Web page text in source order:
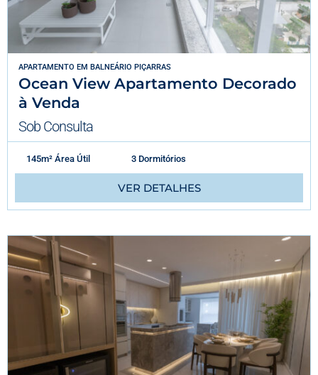
APARTAMENTO EM BALNEÁRIO PIÇARRAS
Ocean View Apartamento Decorado
à Venda
Sob Consulta
145m² Área Útil 3 Dormitórios
VER DETALHES